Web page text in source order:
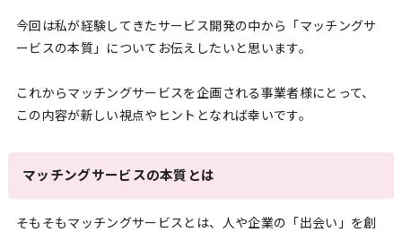
今回は私が経験してきたサービス開発の中から「マッチングサ
ービスの本質」についてお伝えしたいと思います。
これからマッチングサービスを企画される事業者様にとって、
この内容が新しい視点やヒントとなれば幸いです。
マッチングサービスの本質とは
そもそもマッチングサービスとは、人や企業の「出会い」を創